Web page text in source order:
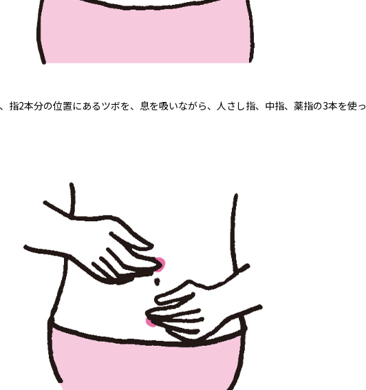
、指2本分の位置にあるツボを、息を吸いながら、人さし指、中指、薬指の3本を使っ